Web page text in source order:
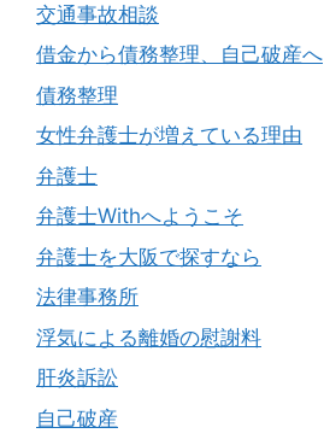
交通事故相談
借金から債務整理、自己破産へ
債務整理
女性弁護士が増えている理由
弁護士
弁護士Withへようこそ
弁護士を大阪で探すなら
法律事務所
浮気による離婚の慰謝料
肝炎訴訟
自己破産